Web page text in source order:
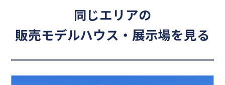
同じエリアの
販売モデルハウス・展示場を見る